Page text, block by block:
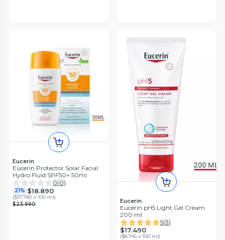
Eucerin
Eucerin Protector Solar Facial
Hydro Fluid SPF50+ 50ml
0(0)
21% $18.890
($37.780 x 100 ml)
$23.990
Eucerin
Eucerin pH5 Light Gel Cream
200 ml
5(3)
$17.490
($8.745 x 100 ml)